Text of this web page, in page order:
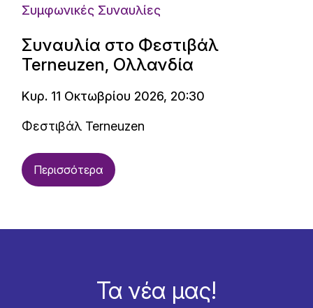
Συμφωνικές Συναυλίες
Συναυλία στο Φεστιβάλ
Terneuzen, Ολλανδία
Κυρ. 11 Οκτωβρίου 2026, 20:30
Φεστιβάλ Terneuzen
Περισσότερα
Τα νέα μας!